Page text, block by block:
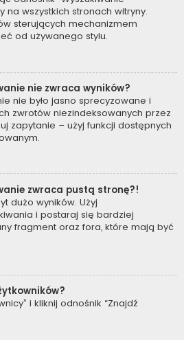
na wszystkich stronach witryny.
sterujących mechanizmem
od używanego stylu.
nie zwraca wyników?
nie było jasno sprecyzowane i
zwrotów niezindeksowanych przez
zapytanie – użyj funkcji dostępnych
zwraca pustą stronę?!
dużo wyników. Użyj
i postaraj się bardziej
fragment oraz fora, które mają być
i kliknij odnośnik “Znajdź